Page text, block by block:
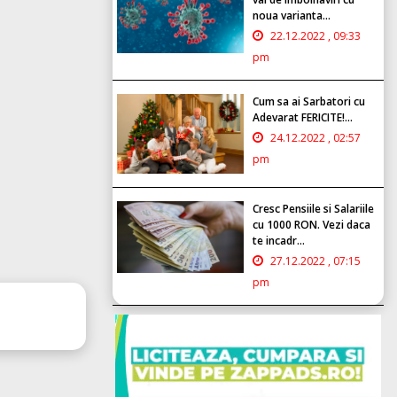
noua varianta...
22.12.2022 , 09:33
pm
Cum sa ai Sarbatori cu
Adevarat FERICITE!...
24.12.2022 , 02:57
pm
Cresc Pensiile si Salariile
cu 1000 RON. Vezi daca
te incadr...
27.12.2022 , 07:15
pm